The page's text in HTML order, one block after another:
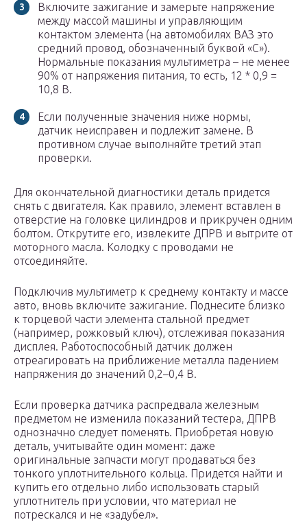
Включите зажигание и замерьте напряжение
между массой машины и управляющим
контактом элемента (на автомобилях ВАЗ это
средний провод, обозначенный буквой «С»).
Нормальные показания мультиметра – не менее
90% от напряжения питания, то есть, 12 * 0,9 =
10,8 В.
Если полученные значения ниже нормы,
датчик неисправен и подлежит замене. В
противном случае выполняйте третий этап
проверки.
Для окончательной диагностики деталь придется
снять с двигателя. Как правило, элемент вставлен в
отверстие на головке цилиндров и прикручен одним
болтом. Открутите его, извлеките ДПРВ и вытрите от
моторного масла. Колодку с проводами не
отсоединяйте.
Подключив мультиметр к среднему контакту и массе
авто, вновь включите зажигание. Поднесите близко
к торцевой части элемента стальной предмет
(например, рожковый ключ), отслеживая показания
дисплея. Работоспособный датчик должен
отреагировать на приближение металла падением
напряжения до значений 0,2–0,4 В.
Если проверка датчика распредвала железным
предметом не изменила показаний тестера, ДПРВ
однозначно следует поменять. Приобретая новую
деталь, учитывайте один момент: даже
оригинальные запчасти могут продаваться без
тонкого уплотнительного кольца. Придется найти и
купить его отдельно либо использовать старый
уплотнитель при условии, что материал не
потрескался и не «задубел».